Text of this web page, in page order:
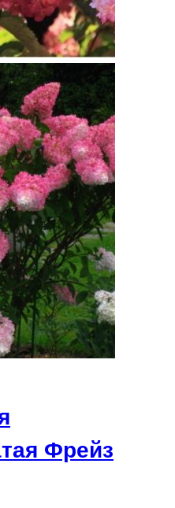
Фрейз